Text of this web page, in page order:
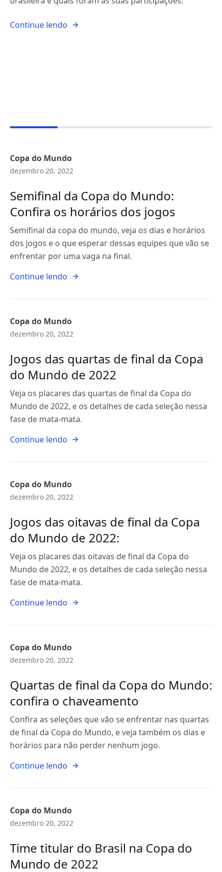
Continue lendo
Copa do Mundo
dezembro 20, 2022
Semifinal da Copa do Mundo:
Confira os horários dos jogos
Semifinal da copa do mundo, veja os dias e horários
dos jogos e o que esperar dessas equipes que vão se
enfrentar por uma vaga na final.
Continue lendo
Copa do Mundo
dezembro 20, 2022
Jogos das quartas de final da Copa
do Mundo de 2022
Veja os placares das quartas de final da Copa do
Mundo de 2022, e os detalhes de cada seleção nessa
fase de mata-mata.
Continue lendo
Copa do Mundo
dezembro 20, 2022
Jogos das oitavas de final da Copa
do Mundo de 2022:
Veja os placares das oitavas de final da Copa do
Mundo de 2022, e os detalhes de cada seleção nessa
fase de mata-mata.
Continue lendo
Copa do Mundo
dezembro 20, 2022
Quartas de final da Copa do Mundo:
confira o chaveamento
Confira as seleções que vão se enfrentar nas quartas
de final da Copa do Mundo, e veja também os dias e
horários para não perder nenhum jogo.
Continue lendo
Copa do Mundo
dezembro 20, 2022
Time titular do Brasil na Copa do
Mundo de 2022